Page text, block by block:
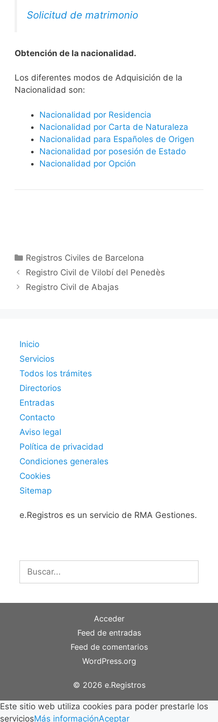
Solicitud de matrimonio
Obtención de la nacionalidad.
​​​Los diferentes modos de Adquisición de la
Nacionalidad son:
Nacionalidad por Residencia
Nacionalidad por Carta de Naturaleza
Nacionalidad para Españoles de Origen
Nacionalidad por posesión de Estado
Nacionalidad por Opción
Categorías
Registros Civiles de Barcelona
Registro Civil de Vilobí del Penedès
Registro Civil de Abajas
Inicio
Servicios
Todos los trámites
Directorios
Entradas
Contacto
Aviso legal
Política de privacidad
Condiciones generales
Cookies
Sitemap
e.Registros es un servicio de RMA Gestiones.
Buscar:
Acceder
Feed de entradas
Feed de comentarios
WordPress.org
© 2026 e.Registros
Este sitio web utiliza cookies para poder prestarle los
serviciosMás informaciónAceptar